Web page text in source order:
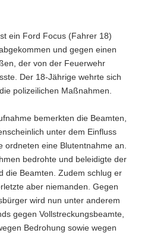
ein Ford Focus (Fahrer 18)
und gegen einen
der von der Feuerwehr
Der 18-Jährige wehrte sich
polizeilichen Maßnahmen.
bemerkten die Beamten,
unter dem Einfluss
ordneten eine Blutentnahme an.
bedrohte und beleidigte der
die Beamten. Zudem schlug er
aber niemanden. Gegen
wird nun unter anderem
gegen Vollstreckungsbeamte,
Bedrohung sowie wegen